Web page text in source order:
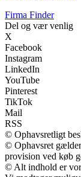
Firma Finder
Del og vær venlig
X
Facebook
Instagram
LinkedIn
YouTube
Pinterest
TikTok
Mail
RSS
© Ophavsretligt
© Ophavsret
provision ved køb
© Alt indhold er